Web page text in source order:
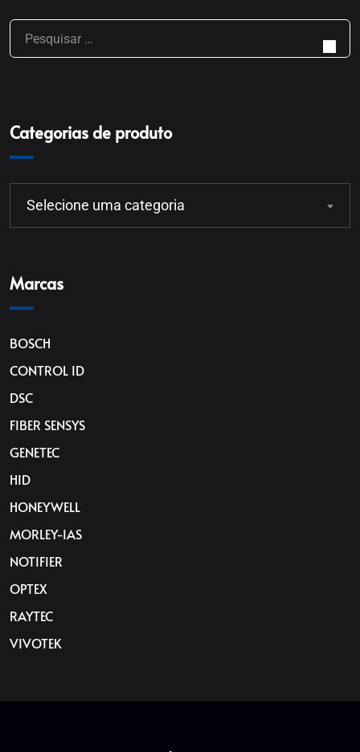
Categorias de produto
Selecione uma categoria
Marcas
BOSCH
CONTROL ID
DSC
FIBER SENSYS
GENETEC
HID
HONEYWELL
MORLEY-IAS
NOTIFIER
OPTEX
RAYTEC
VIVOTEK